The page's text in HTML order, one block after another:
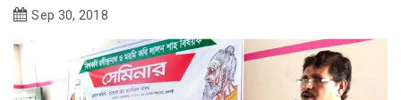
Sep 30, 2018